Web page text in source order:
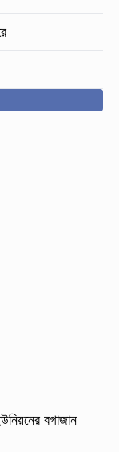
বগাজান